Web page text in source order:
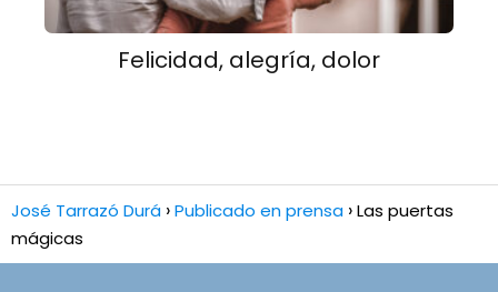
Felicidad, alegría, dolor
José Tarrazó Durá Publicado en prensa Las puertas
mágicas